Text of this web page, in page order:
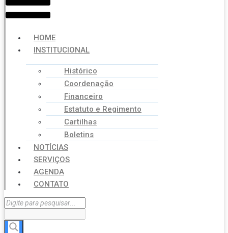
HOME
INSTITUCIONAL
Histórico
Coordenação
Financeiro
Estatuto e Regimento
Cartilhas
Boletins
NOTÍCIAS
SERVIÇOS
AGENDA
CONTATO